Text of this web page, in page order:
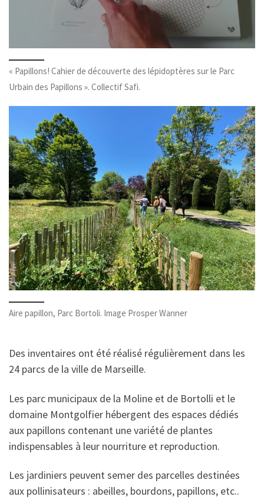
« Papillons! Cahier de découverte des lépidoptères sur le Parc
Urbain des Papillons ». Collectif Safi.
Aire papillon, Parc Bortoli. Image Prosper Wanner
Des inventaires ont été réalisé régulièrement dans les
24 parcs de la ville de Marseille.
Les parc municipaux de la Moline et de Bortolli et le
domaine Montgolfier hébergent des espaces dédiés
aux papillons contenant une variété de plantes
indispensables à leur nourriture et reproduction.
Les jardiniers peuvent semer des parcelles destinées
aux pollinisateurs : abeilles, bourdons, papillons, etc..